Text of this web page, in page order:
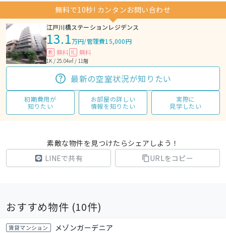
無料で10秒! カンタンお問い合わせ
江戸川橋ステーションレジデンス
13.1万円/管理費15,000円
敷 無料 礼 無料
1K / 25.04㎡ / 11階
最新の空室状況が知りたい
初期費用が
知りたい
お部屋の詳しい
情報を知りたい
実際に
見学したい
素敵な物件を見つけたらシェアしよう！
LINEで共有
URLをコピー
おすすめ物件 (10件)
賃貸マンション メゾンガーデニア